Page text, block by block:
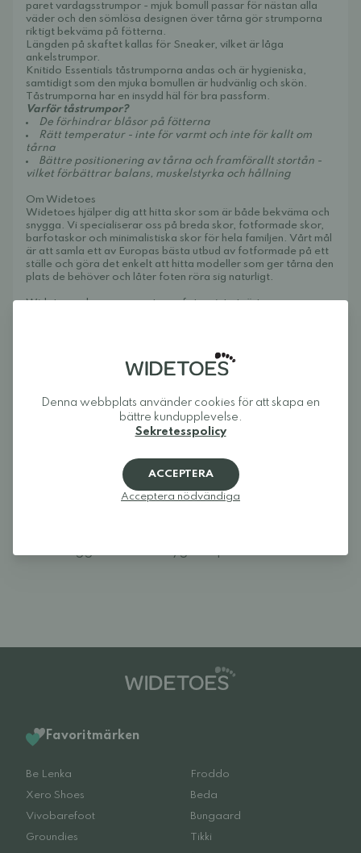
paret vardagsstrumpor - mjuk bomull passar för nästan alla
väder och den sömlösa designen över tårna gör strumporna
riktigt bekväma på fötterna.
Längden på skaftet kallas för Sneaker, vilket är låga
ankelstrumpor.
Knitido Essentials tåstrumporna andas och är hygieniska,
samtidigt som den mjuka bomullen är hudvänlig och skön.
Tåstrumporna har en insydd häl för bra passform.
Varför tåstrumpor?
De förhindrar blåsor på fötterna
Rätt temperatur - inte för varmt och inte för kallt om
tårna
Bättre positionering av tårna och framförallt stortån -
vilket förbättrar balans, muskelstyrka och hållning
Om Widetoes
Widetoes hjälper dig att hitta skor som är både bekväma och
snygga. Vi specialiserar oss på breda skor, fotformade skor,
barfotaskor och minimalistiska skor för hela familjen. Vårt mål
är att samla ett av Europas bästa utbud av fotformade på ett
ställe och göra det enkelt att hitta modeller som ger tårna den
plats de behöver och låter foten röra sig naturligt.
Widetoes: skor som ser ut som foten, inte tvärtom.
Logga in och betygsätt produkten.
LOGGA IN
ännu.
Favoritmärken
Be Lenka
Froddo
Xero Shoes
Beda
Vivobarefoot
Bungaard
Groundies
Tikki
Denna webbplats använder cookies för att skapa en
bättre kundupplevelse.
Sekretesspolicy
ACCEPTERA
Acceptera nödvändiga